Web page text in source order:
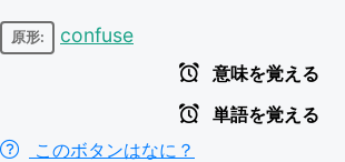
原形: confuse
意味を覚える
単語を覚える
このボタンはなに？